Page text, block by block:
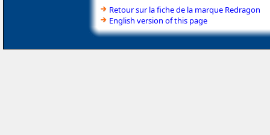
Retour sur la fiche de la marque Redragon
English version of this page